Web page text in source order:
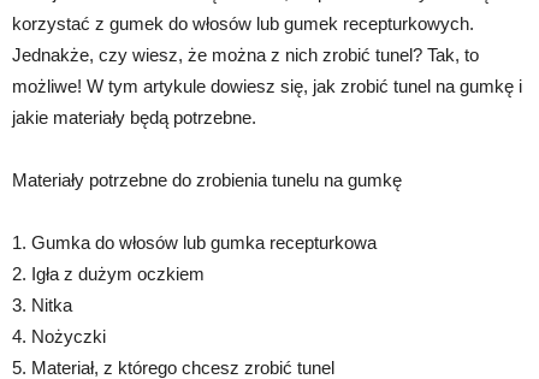
korzystać z gumek do włosów lub gumek recepturkowych.
Jednakże, czy wiesz, że można z nich zrobić tunel? Tak, to
możliwe! W tym artykule dowiesz się, jak zrobić tunel na gumkę i
jakie materiały będą potrzebne.
Materiały potrzebne do zrobienia tunelu na gumkę
1. Gumka do włosów lub gumka recepturkowa
2. Igła z dużym oczkiem
3. Nitka
4. Nożyczki
5. Materiał, z którego chcesz zrobić tunel